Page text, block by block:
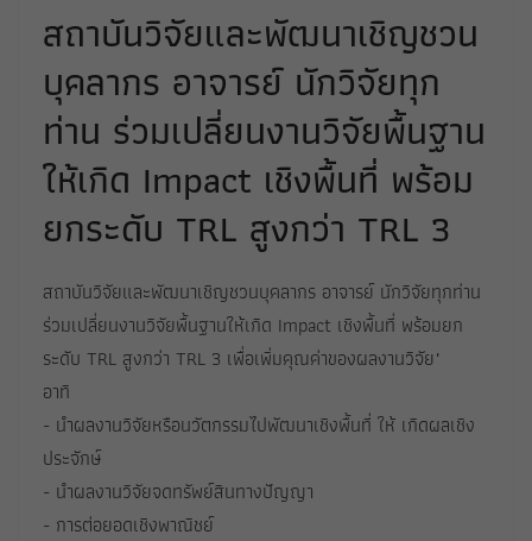
สถาบันวิจัยและพัฒนาเชิญชวน
บุคลากร อาจารย์ นักวิจัยทุก
ท่าน ร่วมเปลี่ยนงานวิจัยพื้นฐาน
ให้เกิด Impact เชิงพื้นที่ พร้อม
ยกระดับ TRL สูงกว่า TRL 3
สถาบันวิจัยและพัฒนาเชิญชวนบุคลากร อาจารย์ นักวิจัยทุกท่าน
ร่วมเปลี่ยนงานวิจัยพื้นฐานให้เกิด Impact เชิงพื้นที่ พร้อมยก
ระดับ TRL สูงกว่า TRL 3 เพื่อเพิ่มคุณค่าของผลงานวิจัย"
อาทิ
- นำผลงานวิจัยหรือนวัตกรรมไปพัฒนาเชิงพื้นที่ ให้ เกิดผลเชิง
ประจักษ์
- นำผลงานวิจัยจดทรัพย์สินทางปัญญา
- การต่อยอดเชิงพาณิชย์